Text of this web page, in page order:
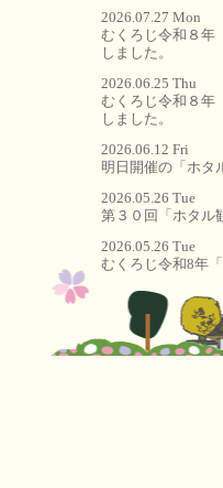
2026.07.27 Mon
むくろじ令和８年
しました。
2026.06.25 Thu
むくろじ令和８年
しました。
2026.06.12 Fri
明日開催の「ホタ
2026.05.26 Tue
第３０回「ホタル
2026.05.26 Tue
むくろじ令和8年